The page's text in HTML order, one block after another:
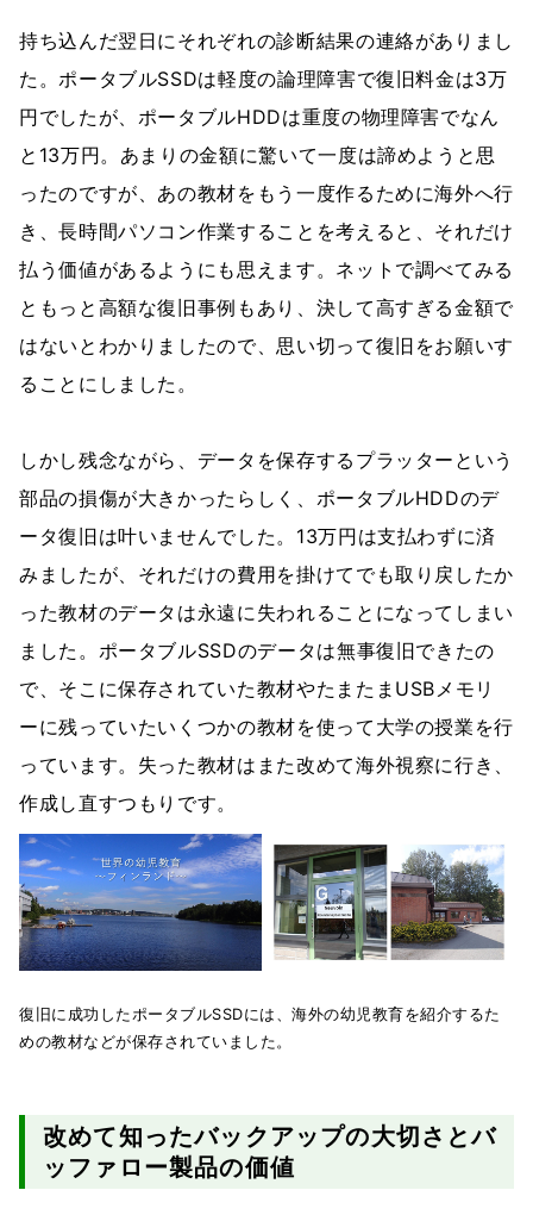
持ち込んだ翌日にそれぞれの診断結果の連絡がありまし
た。ポータブルSSDは軽度の論理障害で復旧料金は3万
円でしたが、ポータブルHDDは重度の物理障害でなん
と13万円。あまりの金額に驚いて一度は諦めようと思
ったのですが、あの教材をもう一度作るために海外へ行
き、長時間パソコン作業することを考えると、それだけ
払う価値があるようにも思えます。ネットで調べてみる
ともっと高額な復旧事例もあり、決して高すぎる金額で
はないとわかりましたので、思い切って復旧をお願いす
ることにしました。
しかし残念ながら、データを保存するプラッターという
部品の損傷が大きかったらしく、ポータブルHDDのデ
ータ復旧は叶いませんでした。13万円は支払わずに済
みましたが、それだけの費用を掛けてでも取り戻したか
った教材のデータは永遠に失われることになってしまい
ました。ポータブルSSDのデータは無事復旧できたの
で、そこに保存されていた教材やたまたまUSBメモリ
ーに残っていたいくつかの教材を使って大学の授業を行
っています。失った教材はまた改めて海外視察に行き、
作成し直すつもりです。
復旧に成功したポータブルSSDには、海外の幼児教育を紹介するた
めの教材などが保存されていました。
改めて知ったバックアップの大切さとバ
ッファロー製品の価値